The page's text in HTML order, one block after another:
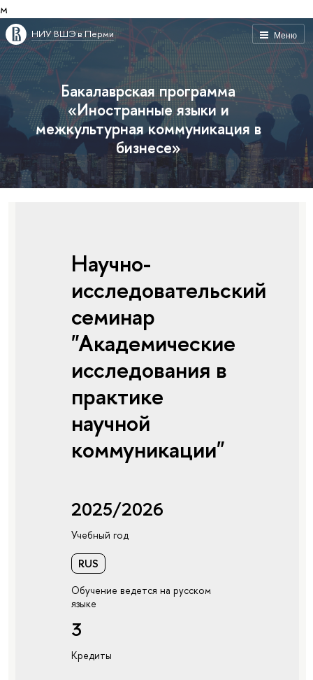
м
Меню
НИУ ВШЭ в Перми
Бакалаврская программа
«Иностранные языки и
межкультурная коммуникация в
бизнесе»
Научно-
исследовательский
семинар
"Академические
исследования в
практике
научной
коммуникации"
2025/2026
Учебный год
RUS
Обучение ведется на русском
языке
3
Кредиты